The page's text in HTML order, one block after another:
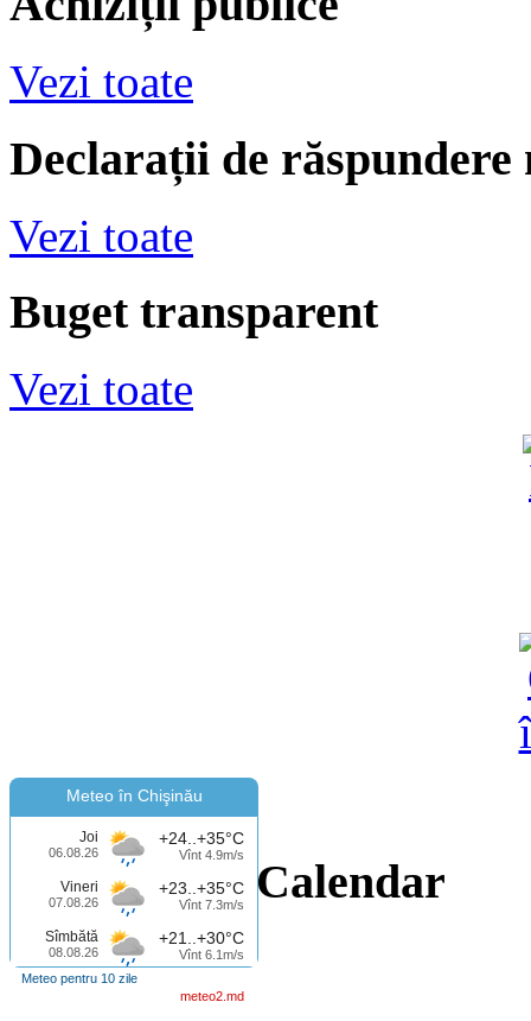
Vezi toate
Declarații de răspundere
Vezi toate
Buget transparent
Vezi toate
Meteo în Chişinău
Joi
06.08.26
+24..+35°C
Vînt 4.9m/s
Vineri
07.08.26
+23..+35°C
Vînt 7.3m/s
Sîmbătă
08.08.26
+21..+30°C
Vînt 6.1m/s
Meteo pentru 10 zile
meteo2.md
Calendar